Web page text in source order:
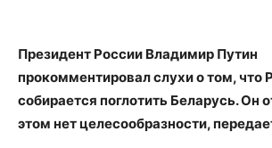
Президент России Владимир Путин
прокомментировал слухи о том, что
собирается поглотить Беларусь. Он
этом нет целесообразности,